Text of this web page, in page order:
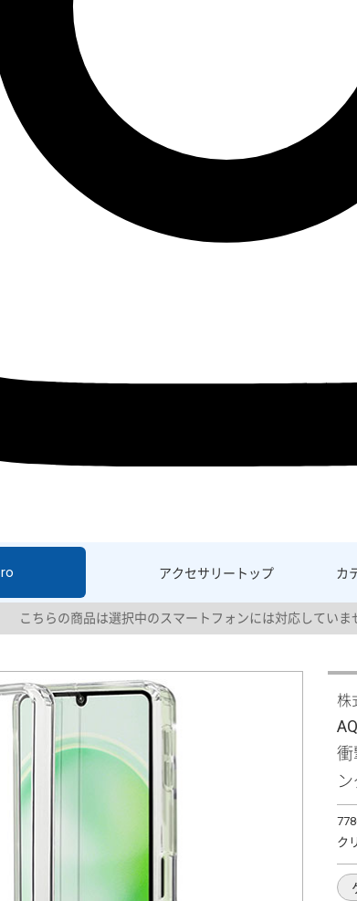
アクセサリー トップ カ
こちらの商品は選択中のスマートフォンには対応していま
株
衝
ク